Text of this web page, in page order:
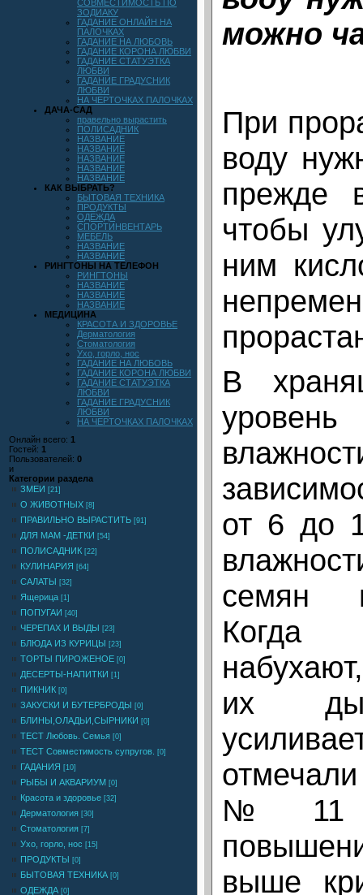
СОВМЕСТИМОСТЬ ПО
ЗОДИАКУ
ГАДАНИЕ ОНЛАЙН НА
ПАЛОЧКАХ
ГАДАНИЕ НА ЛЮБОВЬ
ГАДАНИЕ КОРОНА ЛЮБВИ
ГАДАНИЕ СТАТУЭТКА
ЛЮБВИ
ГАДАНИЕ ГРАДУСНИК
ЛЮБВИ
НА ЧЕРТОЧКАХ ПАЛОЧКАХ
ДАЧА-САД
правельно вырастить
ПОЛИСАДНИК
НАЗВАНИЕ
НАЗВАНИЕ
НАЗВАНИЕ
НАЗВАНИЕ
НАЗВАНИЕ
КАК ВЫБРАТЬ?
БЫТОВАЯ ТЕХНИКА
ПРОДУКТЫ
ОДЕЖДА
СПОРТИНВЕНТАРЬ
МЕБЕЛЬ
НАЗВАНИЕ
НАЗВАНИЕ
РИНГТОНЫ НА ТЕЛЕФОН
РИНГТОНЫ
НАЗВАНИЕ
НАЗВАНИЕ
НАЗВАНИЕ
МЕДИЦИНА
КРАСОТА И ЗДОРОВЬЕ
Дерматология
Стоматология
Ухо, горло, нос
ГАДАНИЕ НА ЛЮБОВЬ
ГАДАНИЕ КОРОНА ЛЮБВИ
ГАДАНИЕ СТАТУЭТКА
ЛЮБВИ
ГАДАНИЕ ГРАДУСНИК
ЛЮБВИ
НА ЧЕРТОЧКАХ ПАЛОЧКАХ
Онлайн всего: 1
Гостей: 1
Пользователей: 0
и
Категории раздела
ЗМЕИ [21]
О ЖИВОТНЫХ [8]
ПРАВИЛЬНО ВЫРАСТИТЬ [91]
ДЛЯ МАМ -ДЕТКИ [54]
ПОЛИСАДНИК [22]
КУЛИНАРИЯ [64]
САЛАТЫ [32]
Ящерица [1]
ПОПУГАИ [40]
ЧЕРЕПАХ И ВЫДЫ [23]
БЛЮДА ИЗ КУРИЦЫ [23]
ТОРТЫ ПИРОЖЕНОЕ [0]
ДЕСЕРТЫ-НАПИТКИ [1]
ПИКНИК [0]
ЗАКУСКИ И БУТЕРБРОДЫ [0]
БЛИНЫ,ОЛАДЬИ,СЫРНИКИ [0]
ТЕСТ Любовь. Семья [0]
ТЕСТ Совместимость супругов. [0]
ГАДАНИЯ [10]
РЫБЫ И АКВАРИУМ [0]
Красота и здоровье [32]
Дерматология [30]
Стоматология [7]
Ухо, горло, нос [15]
ПРОДУКТЫ [0]
БЫТОВАЯ ТЕХНИКА [0]
ОДЕЖДА [0]
можно
При
воду
прежде
чтобы
ним
В
от 6 до
семян
их
№ 11
выше